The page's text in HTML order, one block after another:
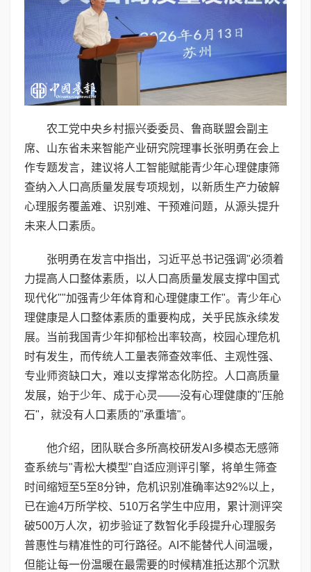
农工党中央乡村振兴委委员、鲁商联盟会副主
席、山东省未来智能产业研究院理事长张明勇在会上
作专题发言，建议将人工智能赋能青少年心理健康筛
查纳入人口高质量发展专项规划，以新质生产力破解
心理服务覆盖难、识别难、干预难问题，从源头提升
未来人口素质。
张明勇在发言中指出，习近平总书记强调"必须着
力提高人口整体素质，以人口高质量发展支撑中国式
现代化""加强青少年体育和心理健康工作"。青少年心
理健康是人口整体素质的重要构成，关乎民族永续发
展。当前我国青少年抑郁检出率较高，校园心理危机
时有发生，而传统人工量表筛查效率低、主观性强、
专业师资缺口大，难以支撑常态化防控。人口高质量
发展，始于少年、成于心灵——没有心理健康的"压舱
石"，就没有人口素质的"承重墙"。
他介绍，团队联合多所高校研发AI多模态无感筛
查系统与"青松大模型"自适应测评引擎，将单生筛查
时间缩短至5至8分钟，危机识别准确率达92%以上，
已在逾4万所学校、510万名学生中应用，累计测评突
破500万人次，初步验证了数智化手段提升心理服务
普惠性与精准性的可行路径。AI不能替代人间温暖，
但能让每一份温暖在最需要的时候精准抵达那个沉默